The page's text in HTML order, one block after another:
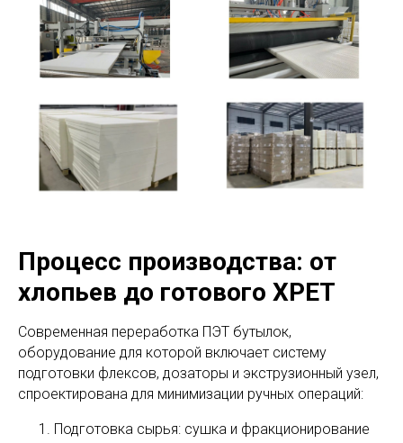
Процесс производства: от
хлопьев до готового XPET
Современная переработка ПЭТ бутылок,
оборудование для которой включает систему
подготовки флексов, дозаторы и экструзионный узел,
спроектирована для минимизации ручных операций:
Подготовка сырья: сушка и фракционирование